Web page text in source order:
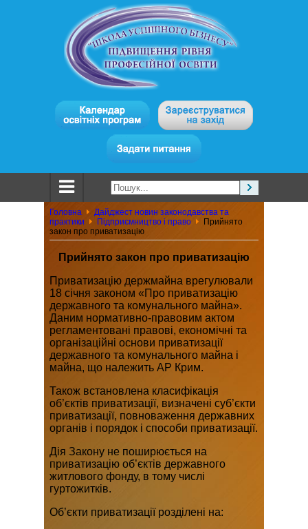
Головна
Дайджест новин законодавства та
практики
Підприємництво і право
Прийнято
закон про приватизацію
Прийнято закон про приватизацію
Приватизацію держмайна врегулювали
18 січня законом «Про приватизацію
державного та комунального майна».
Даним нормативно-правовим актом
регламентовані правові, економічні та
організаційні основи приватизації
державного та комунального майна і
майна, що належить АР Крим.
Також встановлена ​​класифікація
об’єктів приватизації, визначені суб’єкти
приватизації, повноваження державних
органів і порядок і способи приватизації.
Дія Закону не поширюється на
приватизацію об’єктів державного
житлового фонду, в тому числі
гуртожитків.
Об’єкти приватизації розділені на: